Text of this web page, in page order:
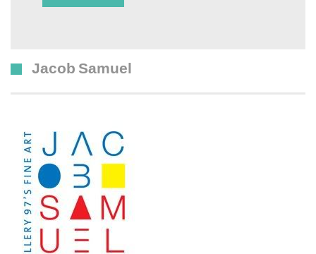
Jacob Samuel